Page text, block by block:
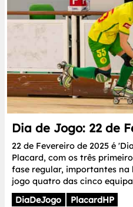
Dia de Jogo: 22 de
22 de Fevereiro de 2025 é
Placard, com os três
fase regular, importantes na
jogo quatro das cinco
DiaDeJogo
PlacardHP